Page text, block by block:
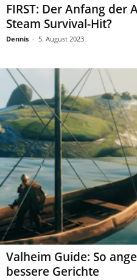
FIRST: Der Anfang der
Steam Survival-Hit?
Dennis - 5. August 2023
Valheim Guide: So
bessere Gerichte